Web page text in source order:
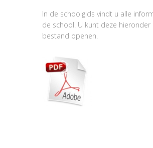
In de schoolgids vindt u alle
de school. U kunt deze hieronder
bestand openen.